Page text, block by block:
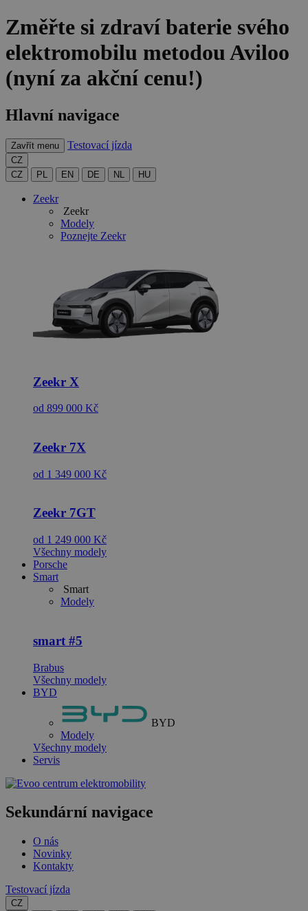
Změřte si zdraví baterie svého
elektromobilu metodou Aviloo
(nyní za akční cenu!)
Hlavní navigace
Zavřít menu Testovací jízda
CZ
CZ
PL EN DE NL HU
Zeekr
Zeekr
Modely
Poznejte Zeekr
Zeekr X
od 899 000 Kč
Zeekr 7X
od 1 349 000 Kč
Zeekr 7GT
od 1 249 000 Kč
Všechny modely
Porsche
Smart
Smart
Modely
smart #5
Brabus
Všechny modely
BYD
BYD
Modely
Všechny modely
Servis
centrum elektromobility
Sekundární navigace
O nás
Novinky
Kontakty
Testovací jízda
CZ